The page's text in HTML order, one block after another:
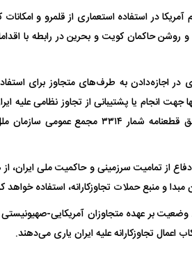
در استفاده استعماری از قلمرو و
روشن حاکمان کویت و بحرین در رابطه با
در اجازه‌دادن به طرف‌های متجاوز برای
جهت انجام یا پشتیبانی از تجاوز نظامی علیه
حقوق بین‌الملل و اصل حسن همجواری بوده و وفق
از تمامیت سرزمینی و حاکمیت ملی ایران،
و منبع حملات تجاوزکارانه، استفاده خواهد
وضعیت بر عهده متجاوزان آمریکایی-
اعمال تجاوزکارانه علیه ایران یاری می‌دهند.